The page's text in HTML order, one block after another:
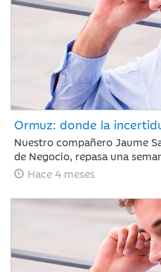
Ormuz: donde la
Nuestro compañero Jaume
de Negocio, repasa una
Irán ha permitido que
estrecho de Ormuz, aunque
drones a objetivos
Hace 4 meses